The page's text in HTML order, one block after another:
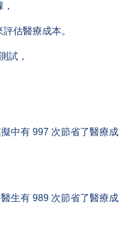
估醫療成本。
試，
中有 997 次節省了醫療成
生有 989 次節省了醫療成